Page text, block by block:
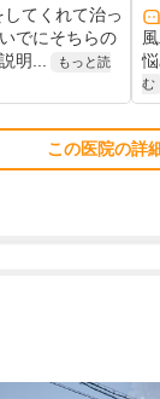
てくれて治っ
でにそちらの
明...
もっと読
む
この医院の詳